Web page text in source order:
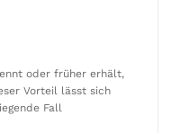
oder früher erhält,
Vorteil lässt sich
Fall